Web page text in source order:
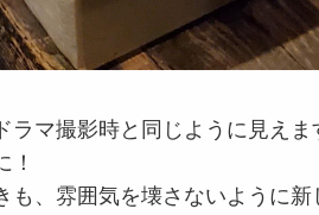
ラマ撮影時と同じように見えま
も、雰囲気を壊さないように